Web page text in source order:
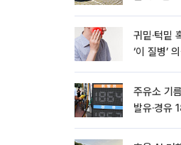
귀밑·턱밑
‘이 질병’
주유소 기
발유·경유